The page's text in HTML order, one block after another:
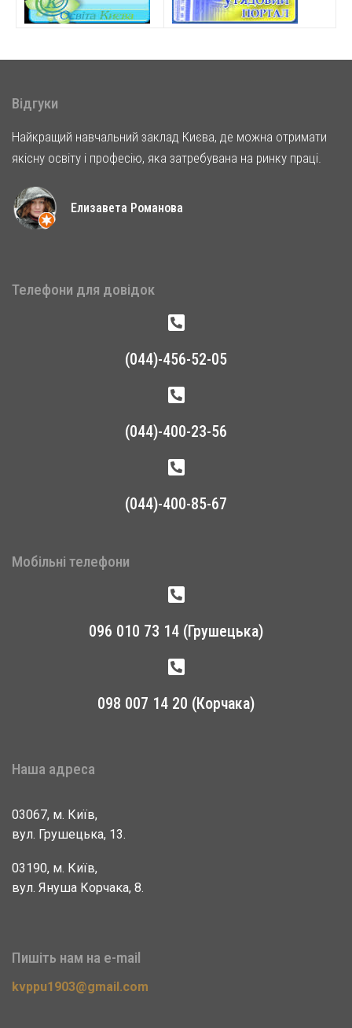
Відгуки
Найкращий навчальний заклад Києва, де можна отримати
якісну освіту і професію, яка затребувана на ринку праці.
Елизавета Романова
Телефони для довідок
(044)-456-52-05
(044)-400-23-56
(044)-400-85-67
Мобільні телефони
096 010 73 14 (Грушецька)
098 007 14 20 (Корчака)
Наша адреса
03067, м. Київ,
вул. Грушецька, 13.
03190, м. Київ,
вул. Януша Корчака, 8.
Пишіть нам на e-mail
kvppu1903@gmail.com